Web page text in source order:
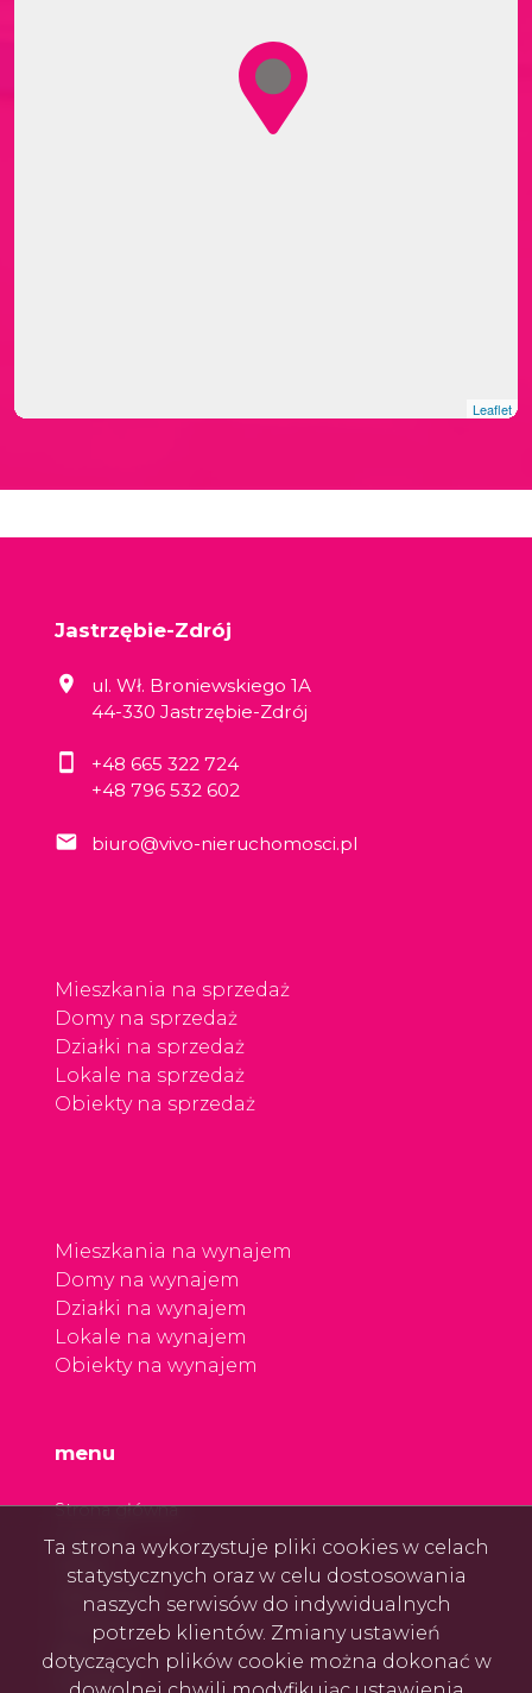
Leaflet
Jastrzębie-Zdrój
ul. Wł. Broniewskiego 1A
44-330 Jastrzębie-Zdrój
+48 665 322 724
+48 796 532 602
biuro@vivo-nieruchomosci.pl
Mieszkania na sprzedaż
Domy na sprzedaż
Działki na sprzedaż
Lokale na sprzedaż
Obiekty na sprzedaż
Mieszkania na wynajem
Domy na wynajem
Działki na wynajem
Lokale na wynajem
Obiekty na wynajem
menu
Strona główna
O firmie
Oferty
Zgłoszenia
Ulubione
Blog
Kontakt
Ta strona wykorzystuje pliki cookies w celach
statystycznych oraz w celu dostosowania
naszych serwisów do indywidualnych
potrzeb klientów. Zmiany ustawień
dotyczących plików cookie można dokonać w